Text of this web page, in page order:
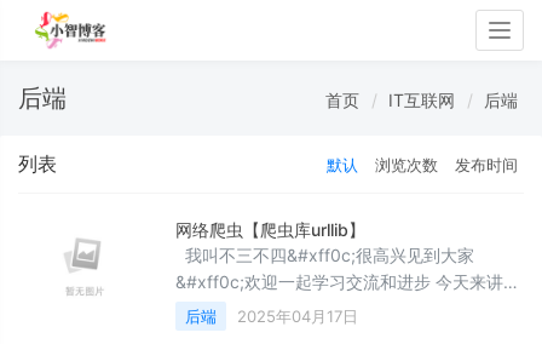
后端 首页 IT互联网 后端
列表 默认 浏览次数 发布时间
网络爬虫【爬虫库urllib】
我叫不三不四&#xff0c;很高兴见到大家
&#xff0c;欢迎一起学习交流和进步 今天来讲一
讲爬虫 urllib介绍Urllib是Python自带的标准库
&#xff0c;无须安装&#xff0c;直接引用即可。
后端 2025年04月17日